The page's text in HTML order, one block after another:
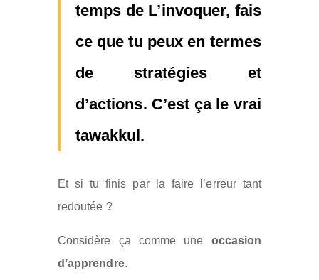
temps de L’invoquer, fais
ce que tu peux en termes
de stratégieset
d’actions. C’est ça le vrai
tawakkul.
Et si tu finis par la faire l’erreur tant
redoutée ?
Considère ça comme une occasion
d’apprendre.